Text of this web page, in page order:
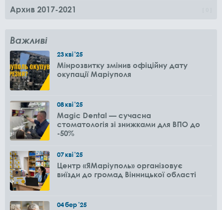
Архив 2017-2021
Важливі
23кві'25
Мінрозвитку змінив офіційну дату
окупації Маріуполя
08кві'25
Magic Dental — сучасна
стоматологія зі знижками для ВПО до
-50%
07кві'25
Центр «ЯМаріуполь» організовує
виїзди до громад Вінницької області
04бер'25